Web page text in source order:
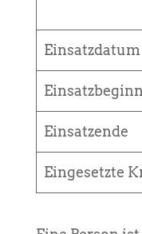
Einsatzdatum
Einsatzbeginn
Einsatzende
Eingesetzte